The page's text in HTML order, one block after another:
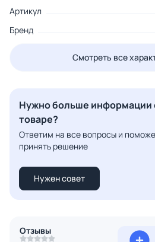
Артикул
Бренд
Смотреть все
Нужно больше информации
товаре?
Ответим на все вопросы и
принять решение
Нужен совет
Отзывы